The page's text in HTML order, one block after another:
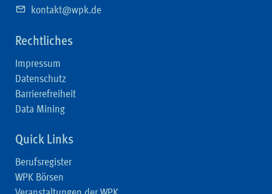
kontakt@wpk.de
Rechtliches
Impressum
Datenschutz
Barrierefreiheit
Data Mining
Quick Links
Berufsregister
WPK Börsen